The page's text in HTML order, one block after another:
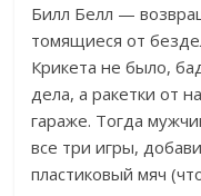
Билл Белл —
томящиеся от
Крикета не было,
дела, а ракетки от
гараже. Тогда
все три игры,
пластиковый мяч